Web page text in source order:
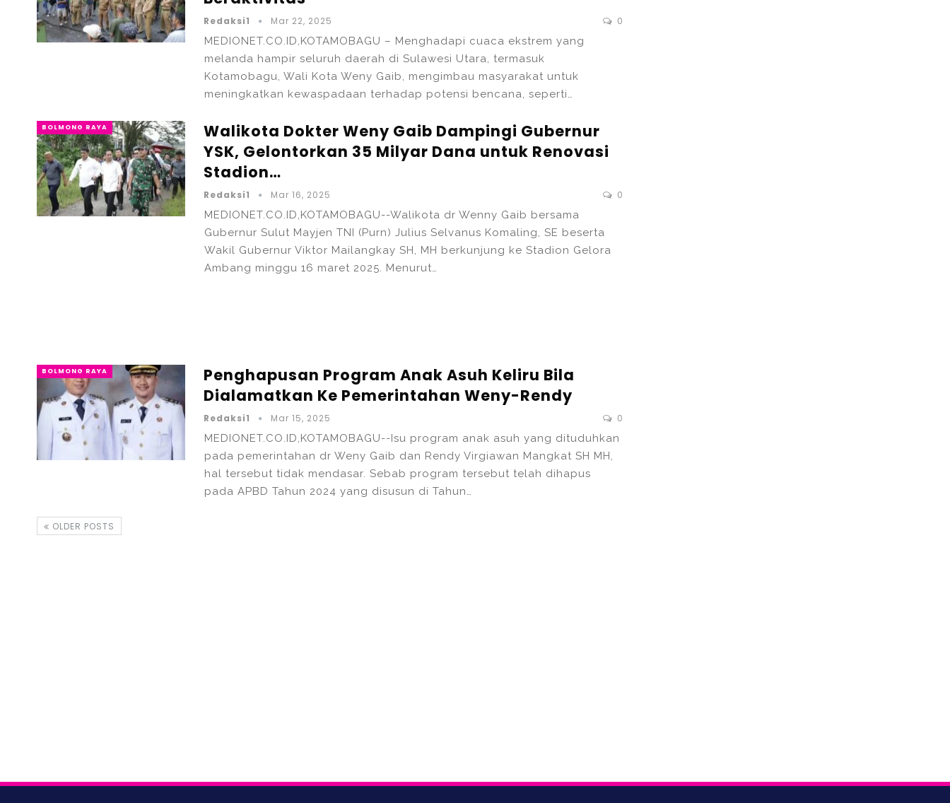
Redaksi1 Mar 22, 2025 0
MEDIONET.CO.ID,KOTAMOBAGU – Menghadapi cuaca ekstrem yang
melanda hampir seluruh daerah di Sulawesi Utara, termasuk
Kotamobagu, Wali Kota Weny Gaib, mengimbau masyarakat untuk
meningkatkan kewaspadaan terhadap potensi bencana, seperti…
BOLMONG RAYA
Walikota Dokter Weny Gaib Dampingi Gubernur
YSK, Gelontorkan 35 Milyar Dana untuk Renovasi
Stadion…
Redaksi1 Mar 16, 2025 0
MEDIONET.CO.ID,KOTAMOBAGU--Walikota dr Wenny Gaib bersama
Gubernur Sulut Mayjen TNI (Purn) Julius Selvanus Komaling, SE beserta
Wakil Gubernur Viktor Mailangkay SH, MH berkunjung ke Stadion Gelora
Ambang minggu 16 maret 2025. Menurut…
BOLMONG RAYA
Penghapusan Program Anak Asuh Keliru Bila
Dialamatkan Ke Pemerintahan Weny-Rendy
Redaksi1 Mar 15, 2025 0
MEDIONET.CO.ID,KOTAMOBAGU--Isu program anak asuh yang dituduhkan
pada pemerintahan dr Weny Gaib dan Rendy Virgiawan Mangkat SH MH,
hal tersebut tidak mendasar. Sebab program tersebut telah dihapus
pada APBD Tahun 2024 yang disusun di Tahun…
OLDER POSTS